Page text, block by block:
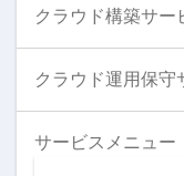
クラウド構築サー
クラウド運用保守
サービスメニュー